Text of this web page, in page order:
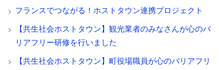
フランスでつながる！ホストタウン連携プロジェクト
【共生社会ホストタウン】観光業者のみなさんが心のバ
リアフリー研修を行いました
【共生社会ホストタウン】町役場職員が心のバリアフリ